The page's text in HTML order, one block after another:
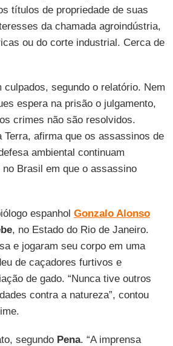
títulos de propriedade de suas
da chamada agroindústria,
ou do corte industrial. Cerca de
segundo o relatório. Nem
espera na prisão o julgamento,
crimes não são resolvidos.
afirma que os assassinos de
ambiental continuam
Brasil em que o assassino
espanhol Gonzalo Alonso
, no Estado do Rio de Janeiro.
e jogaram seu corpo em uma
de caçadores furtivos e
de gado. “Nunca tive outros
contra a natureza”, contou
segundo Pena. “A imprensa